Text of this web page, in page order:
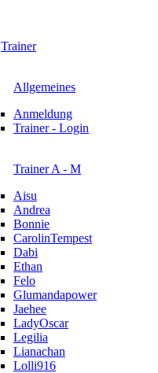
Trainer
Allgemeines
Anmeldung
Trainer - Login
Trainer A - M
Aisu
Andrea
Bonnie
CarolinTempest
Dabi
Ethan
Felo
Glumandapower
Jaehee
LadyOscar
Legilia
Lianachan
Lolli916